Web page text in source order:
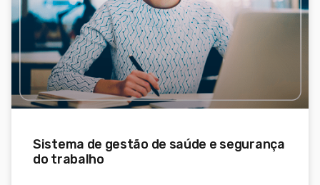
Sistema de gestão de saúde e segurança
do trabalho